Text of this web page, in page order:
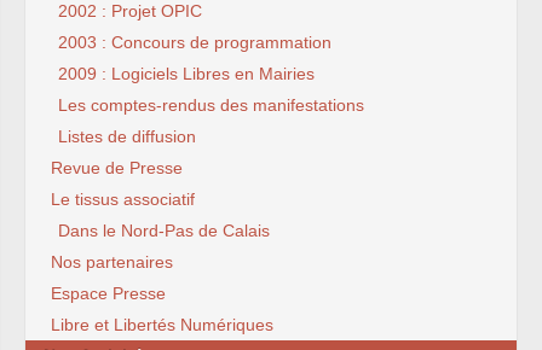
2002 : Projet OPIC
2003 : Concours de programmation
2009 : Logiciels Libres en Mairies
Les comptes-rendus des manifestations
Listes de diffusion
Revue de Presse
Le tissus associatif
Dans le Nord-Pas de Calais
Nos partenaires
Espace Presse
Libre et Libertés Numériques